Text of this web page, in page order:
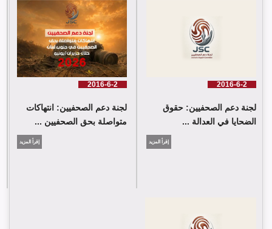
اللجنة كلمة باسم جمعية البراعم للعمل الاجتماعي
2016-6-2
لجنة دعم الصحفيين: حقوق
الضحايا في العدالة ...
إقرأ المزيد
2016-6-2
لجنة دعم الصحفيين: انتهاكات
متواصلة بحق الصحفيين ...
إقرأ المزيد